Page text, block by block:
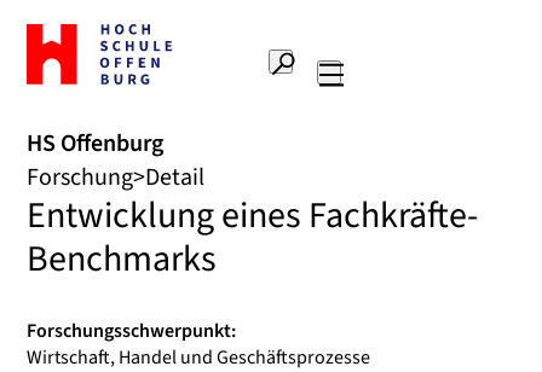
Zur
Startseite
Hochschule
Suche
HS Offenburg
Forschung Detail
Entwicklung eines Fachkräfte-
Benchmarks
Forschungsschwerpunkt:
Wirtschaft, Handel und Geschäftsprozesse